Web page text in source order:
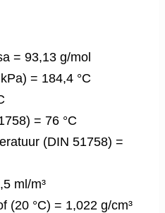
= 93,13 g/mol
= 184,4 °C
= 76 °C
(DIN 51758) =
ml/m³
(20 °C) = 1,022 g/cm³